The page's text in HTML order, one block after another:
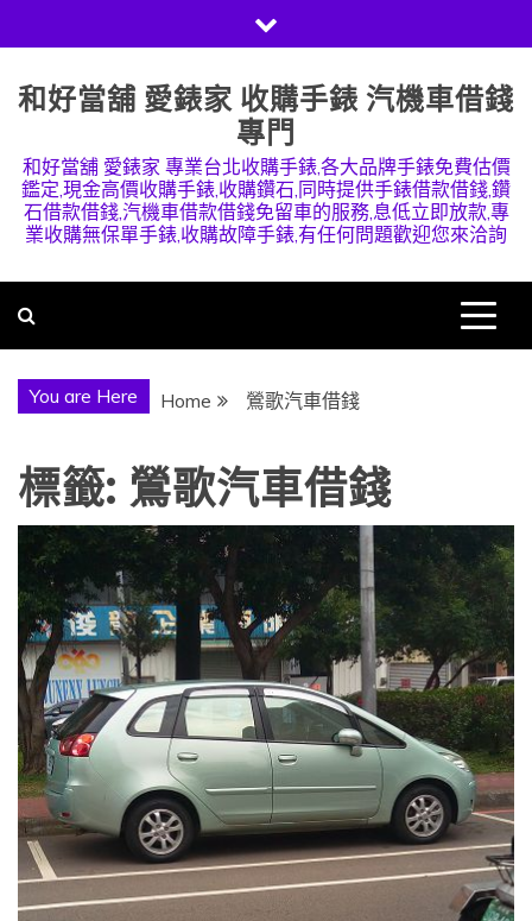
to
content
和好當舖 愛錶家 收購手錶 汽機車借錢
專門
和好當舖 愛錶家 專業台北收購手錶,各大品牌手錶免費估價
鑑定,現金高價收購手錶,收購鑽石,同時提供手錶借款借錢,鑽
石借款借錢,汽機車借款借錢免留車的服務,息低立即放款,專
業收購無保單手錶,收購故障手錶,有任何問題歡迎您來洽詢
You are Here Home 鶯歌汽車借錢
標籤: 鶯歌汽車借錢